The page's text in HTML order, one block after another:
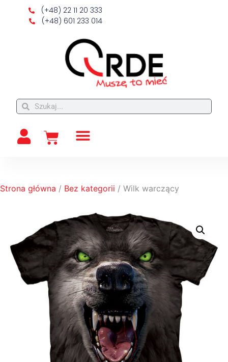
(+48) 22 11 20 333
(+48) 601 233 014
Strona główna / Bez kategorii / Wilk warczący